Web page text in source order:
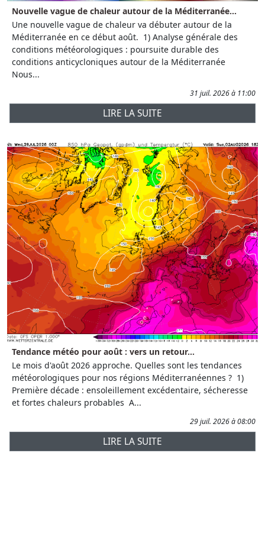
Nouvelle vague de chaleur autour de la Méditerranée...
Une nouvelle vague de chaleur va débuter autour de la
Méditerranée en ce début août. 1) Analyse générale des
conditions météorologiques : poursuite durable des
conditions anticycloniques autour de la Méditerranée
Nous...
31 juil. 2026 à 11:00
LIRE LA SUITE
Tendance météo pour août : vers un retour...
Le mois d'août 2026 approche. Quelles sont les tendances
météorologiques pour nos régions Méditerranéennes ? 1)
Première décade : ensoleillement excédentaire, sécheresse
et fortes chaleurs probables A...
29 juil. 2026 à 08:00
LIRE LA SUITE